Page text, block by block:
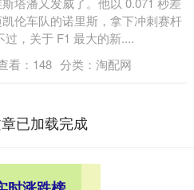
伦车队的诺里斯，拿下冲刺赛杆
过，关于 F1 最大的新....
看： 148 分类： 淘配网
已加载完成